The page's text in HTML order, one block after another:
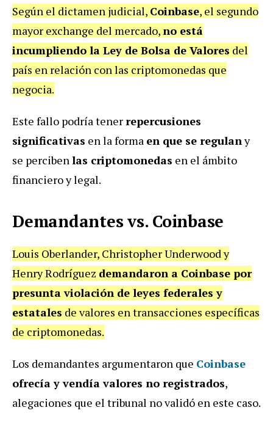
Según el dictamen judicial, Coinbase, el segundo
mayor exchange del mercado,no está
incumpliendo la Ley de Bolsa de Valores del
país en relación con las criptomonedas que
negocia.
Este fallo podría tenerrepercusiones
significativas en la forma en que se regulany
se percibenlas criptomonedas en el ámbito
financiero y legal.
Demandantes vs. Coinbase
Louis Oberlander, Christopher Underwood y
Henry Rodríguez demandaron a Coinbase por
presunta violación de leyes federales y
estatales de valores en transacciones específicas
de criptomonedas.
Los demandantes argumentaron que Coinbase
ofrecía y vendía valores no registrados,
alegaciones que el tribunal no validó en este caso.